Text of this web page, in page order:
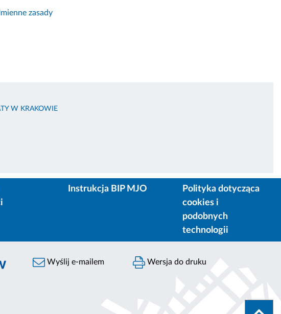
zasady
W KRAKOWIE
Instrukcja BIP MJO
Polityka dotycząca
cookies i
podobnych
technologii
Wyślij e-mailem Wersja do druku